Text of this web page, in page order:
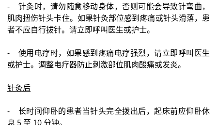
- 针灸时，请勿随意移动身体，否则可能会导致针弯曲，
肌肉扭伤针头卡住。如果针灸部位感到疼痛或针头滑落，患
者不应自行拔针。请立即呼叫医生或护士。
- 使用电疗时，如果感到疼痛电疗强烈，请立即呼叫医生
或护士。调整电疗器防止刺激部位肌肉酸痛或发炎。
针灸后
- 长时间仰卧的患者当针头完全拨出后，起床前应仰卧休
息 5 至 10 分钟。